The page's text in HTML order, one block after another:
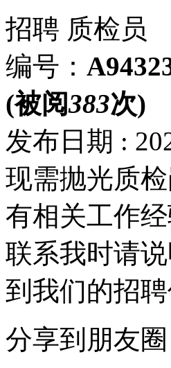
招聘 质检员
编号：
(被阅383次)
发布日期 :
现需抛光质
有相关工作
联系我时请
到我们的招
分享到朋友圈